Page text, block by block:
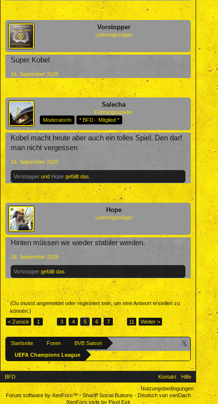
Vorstopper
Leistungsträger
Super Kobel
16. September 2025
Salecha
Führungsspieler
ModeratorIn
* BFD - Mitglied *
Kobel macht heute aber auch ein tolles Spiel. Den darf
man nicht vergessen
16. September 2025
Vorstopper und Hope gefällt das.
Hope
Leistungsträger
Hinten müssen wir wieder stabiler werden.
16. September 2025
Vorstopper gefällt das.
(Du musst angemeldet oder registriert sein, um eine Antwort erstellen zu
können.)
< Zurück
1 ← 3 4 5 6 7 → 11 Weiter >
Startseite Foren
BVB Saison
UEFA Champions League
BFD Kontakt
Hilfe
Nutzungsbedingungen
Forum software by XenForo™-Shariff Social Buttons-Deutsch von xenDach
XenForo style by Pixel Exit